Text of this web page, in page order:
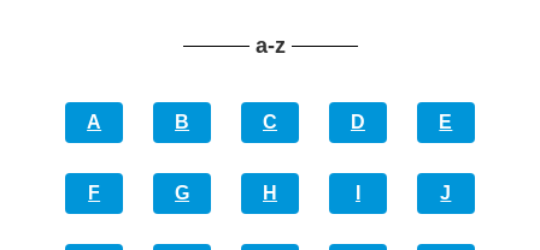
a-z
A B C D E
F G H J